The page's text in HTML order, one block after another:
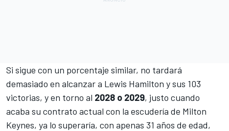
Si sigue con un porcentaje similar, no tardará
demasiado en alcanzar a Lewis Hamilton y sus 103
victorias, y en torno al 2028 o 2029, justo cuando
acaba su contrato actual con la escudería de Milton
Keynes, ya lo superaría, con apenas 31 años de edad,